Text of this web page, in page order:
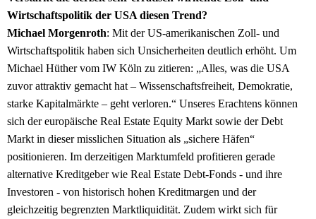
Wirtschaftspolitik der USA diesen Trend?
Michael Morgenroth: Mit der US-amerikanischen Zoll- und
Wirtschaftspolitik haben sich Unsicherheiten deutlich erhöht. Um
Michael Hüther vom IW Köln zu zitieren: „Alles, was die USA
zuvor attraktiv gemacht hat – Wissenschaftsfreiheit, Demokratie,
starke Kapitalmärkte – geht verloren.“ Unseres Erachtens können
sich der europäische Real Estate Equity Markt sowie der Debt
Markt in dieser misslichen Situation als „sichere Häfen“
positionieren. Im derzeitigen Marktumfeld profitieren gerade
alternative Kreditgeber wie Real Estate Debt-Fonds - und ihre
Investoren - von historisch hohen Kreditmargen und der
gleichzeitig begrenzten Marktliquidität. Zudem wirkt sich für